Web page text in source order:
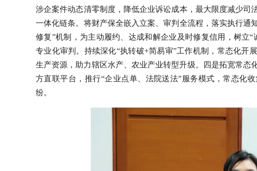
涉企案件动态清零制度，降低企业诉讼成本，最大限度减少司
一体化链条。将财产保全嵌入立案、审判全流程，落实执行通
修复”机制，为主动履约、达成和解企业及时修复信用，树立
专业化审判。持续深化“执转破+简易审”工作机制，常态化开
生产资源，助力辖区水产、农业产业转型升级。四是拓宽常态
方直联平台，推行“企业点单、法院送法”服务模式，常态化
纷。